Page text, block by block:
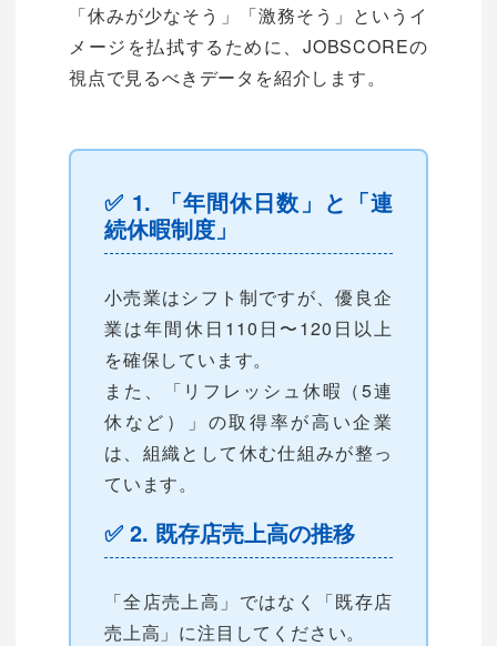
「休みが少なそう」「激務そう」というイ
メージを払拭するために、JOBSCOREの
視点で見るべきデータを紹介します。
✅ 1. 「年間休日数」と「連
続休暇制度」
小売業はシフト制ですが、優良企
業は年間休日110日〜120日以上
を確保しています。
また、「リフレッシュ休暇（5連
休など）」の取得率が高い企業
は、組織として休む仕組みが整っ
ています。
✅ 2. 既存店売上高の推移
「全店売上高」ではなく「既存店
売上高」に注目してください。